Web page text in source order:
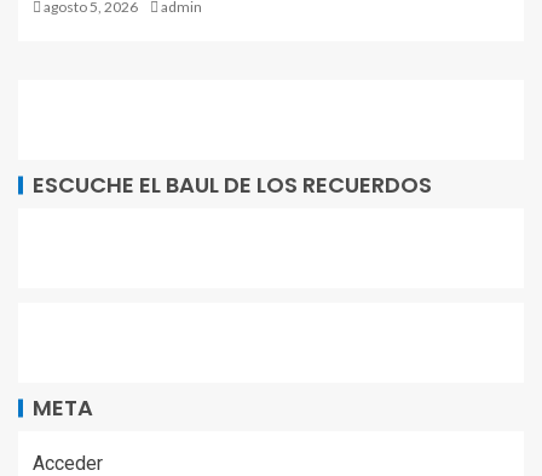
agosto 5, 2026 admin
ESCUCHE EL BAUL DE LOS RECUERDOS
META
Acceder